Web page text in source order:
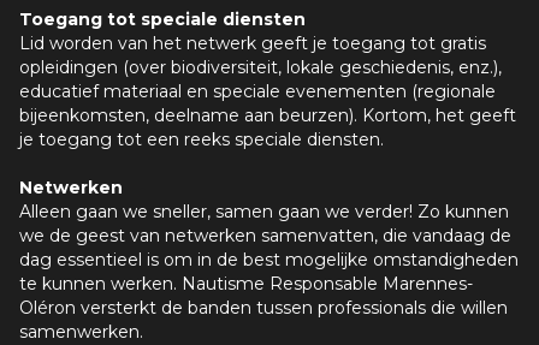
Toegang tot speciale diensten
Lid worden van het netwerk geeft je toegang tot gratis
opleidingen (over biodiversiteit, lokale geschiedenis, enz.),
educatief materiaal en speciale evenementen (regionale
bijeenkomsten, deelname aan beurzen). Kortom, het geeft
je toegang tot een reeks speciale diensten.
Netwerken
Alleen gaan we sneller, samen gaan we verder! Zo kunnen
we de geest van netwerken samenvatten, die vandaag de
dag essentieel is om in de best mogelijke omstandigheden
te kunnen werken. Nautisme Responsable Marennes-
Oléron versterkt de banden tussen professionals die willen
samenwerken.